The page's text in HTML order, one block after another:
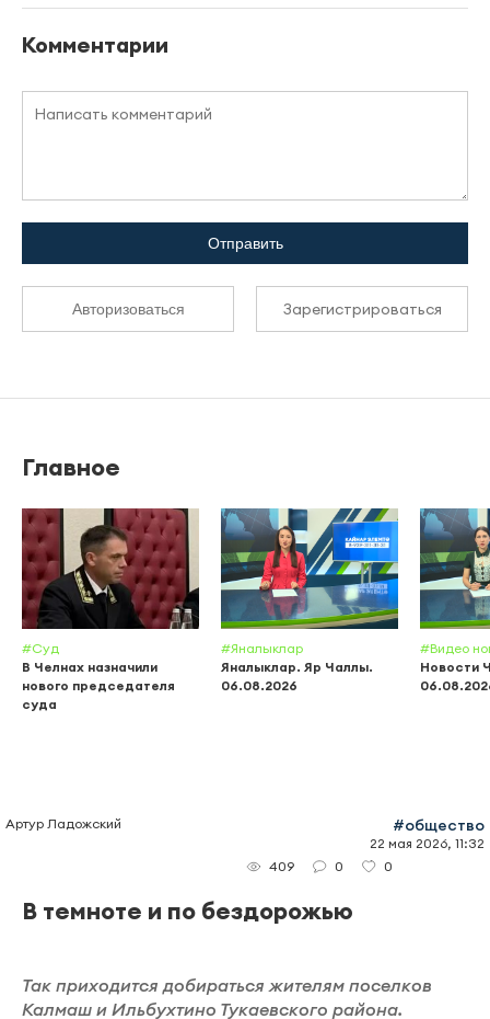
Комментарии
Отправить
Авторизоваться Зарегистрироваться
Главное
#Суд
В Челнах назначили
нового председателя
суда
#Яналыклар
Яналыклар. Яр Чаллы.
06.08.2026
#Видео
Новости
Артур Ладожский #общество
22 мая 2026, 11:32
409
0 0
В темноте и по бездорожью
Так приходится добираться жителям поселков
Калмаш и Ильбухтино Тукаевского района.